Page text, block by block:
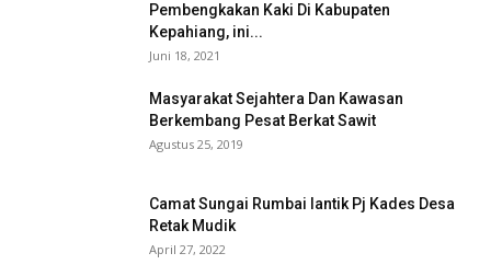
Pembengkakan Kaki Di Kabupaten
Kepahiang, ini...
Juni 18, 2021
Masyarakat Sejahtera Dan Kawasan
Berkembang Pesat Berkat Sawit
Agustus 25, 2019
Camat Sungai Rumbai lantik Pj Kades Desa
Retak Mudik
April 27, 2022